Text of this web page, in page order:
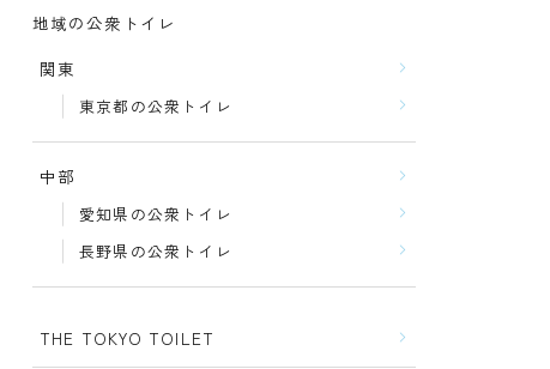
地域の公衆トイレ
関東
東京都の公衆トイレ
中部
愛知県の公衆トイレ
長野県の公衆トイレ
THE TOKYO TOILET